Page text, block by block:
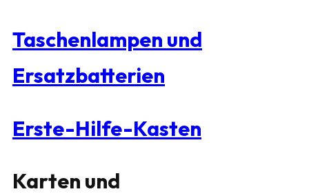
Taschenlampen und
Ersatzbatterien
Erste-Hilfe-Kasten
Karten und